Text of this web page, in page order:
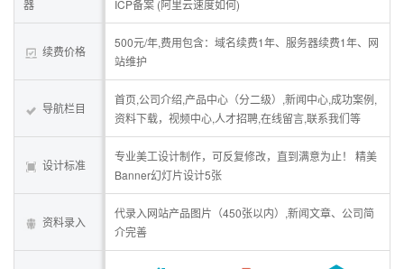
器
ICP备案 (阿里云速度如何)
续费价格
500元/年,费用包含：域名续费1年、服务器续费1年、网
站维护
导航栏目
首页,公司介绍,产品中心（分二级）,新闻中心,成功案例,
资料下载，视频中心,人才招聘,在线留言,联系我们等
设计标准
专业美工设计制作，可反复修改，直到满意为止！ 精美
Banner幻灯片设计5张
资料录入
代录入网站产品图片（450张以内）,新闻文章、公司简
介完善